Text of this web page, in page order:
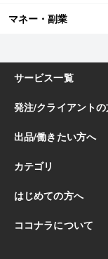
マネー・副業